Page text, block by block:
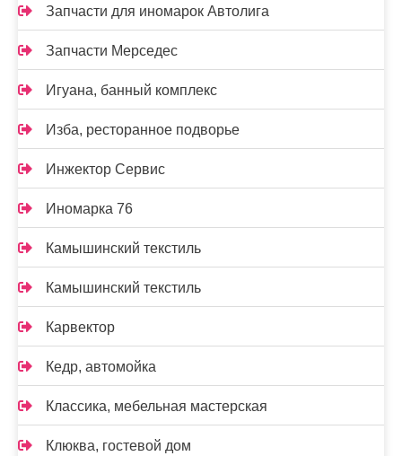
Запчасти для иномарок Автолига
Запчасти Мерседес
Игуана, банный комплекс
Изба, ресторанное подворье
Инжектор Сервис
Иномарка 76
Камышинский текстиль
Камышинский текстиль
Карвектор
Кедр, автомойка
Классика, мебельная мастерская
Клюква, гостевой дом